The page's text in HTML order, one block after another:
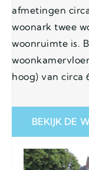
afmetingen
woonark twee
woonruimte is.
hoog) van circa
BEKIJK DE